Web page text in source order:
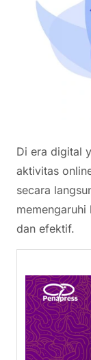
Di era digital
aktivitas
secara
dan efektif.